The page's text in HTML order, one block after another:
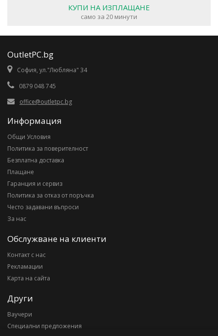
КУПИ НА ИЗПЛАЩАНЕ
само за 20 минути
OutletPC.bg
София, ул."Любляна" 34
0879 048 745
office@outletpc.bg
Информация
Общи Условия
Политика за поверителност
Безплатна доставка
Плащане
Гаранция и сервиз
Политика за отказ от поръчка
Често задавани въпроси
За нас
Обслужване на клиенти
Контакт с нас
Рекламации
Карта на сайта
Други
Ваучери
Специални предложения